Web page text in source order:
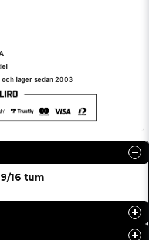
lager sedan 2003
16 tum